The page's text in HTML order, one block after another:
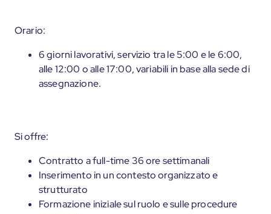
Orario:
6 giorni lavorativi, servizio tra le 5:00 e le 6:00,
alle 12:00 o alle 17:00, variabili in base alla sede di
assegnazione.
Si offre:
Contratto a full-time 36 ore settimanali
Inserimento in un contesto organizzato e
strutturato
Formazione iniziale sul ruolo e sulle procedure